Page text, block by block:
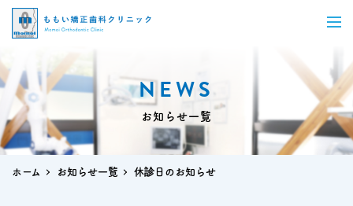
NEWS
お知らせ一覧
ホーム お知らせ一覧 休診日のお知らせ